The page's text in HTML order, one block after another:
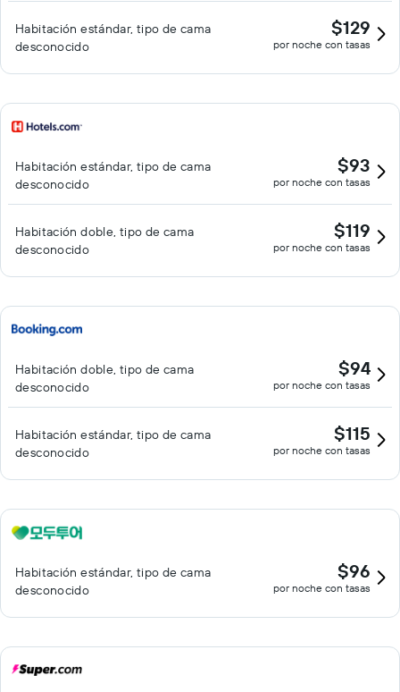
Habitación estándar, tipo de cama
desconocido
$129
por noche con tasas
Habitación estándar, tipo de cama
desconocido
$93
por noche con tasas
Habitación doble, tipo de cama
desconocido
$119
por noche con tasas
Habitación doble, tipo de cama
desconocido
$94
por noche con tasas
Habitación estándar, tipo de cama
desconocido
$115
por noche con tasas
Habitación estándar, tipo de cama
desconocido
$96
por noche con tasas